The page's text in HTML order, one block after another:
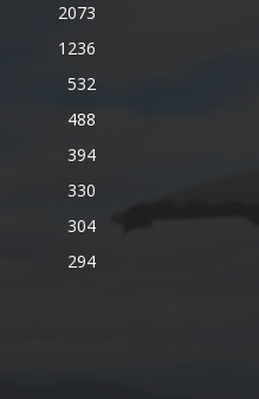
2073
1236
532
488
394
330
304
294